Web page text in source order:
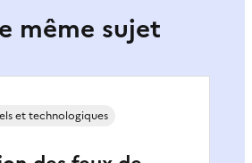
même sujet
et technologiques